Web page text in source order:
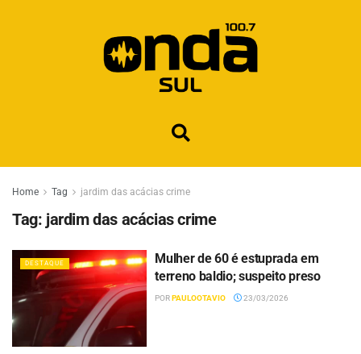
Home Tag jardim das acácias crime
Tag: jardim das acácias crime
DESTAQUE
Mulher de 60 é estuprada em
terreno baldio; suspeito preso
PORPAULOOTAVIO 23/03/2026